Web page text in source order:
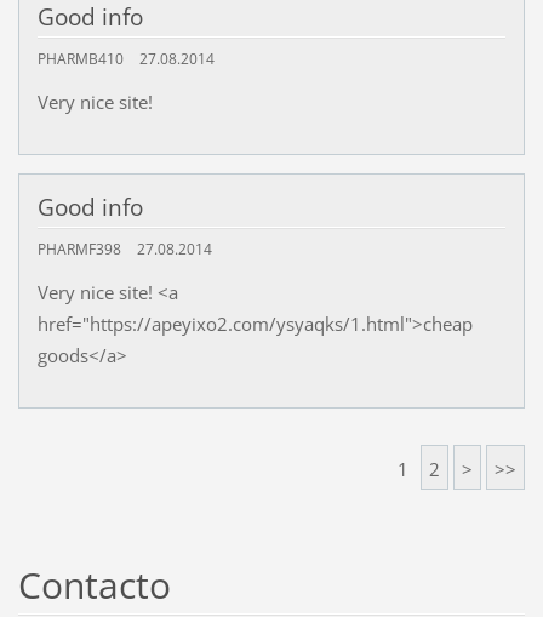
Good info
PHARMB410 27.08.2014
Very nice site!
Good info
PHARMF398 27.08.2014
Very nice site! <a
href="https://apeyixo2.com/ysyaqks/1.html">cheap
goods</a>
1 2 > >>
Contacto